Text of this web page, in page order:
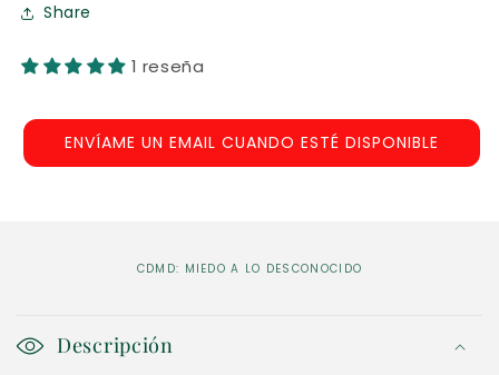
Share
1 reseña
ENVÍAME UN EMAIL CUANDO ESTÉ DISPONIBLE
CDMD: MIEDO A LO DESCONOCIDO
o
Descripción